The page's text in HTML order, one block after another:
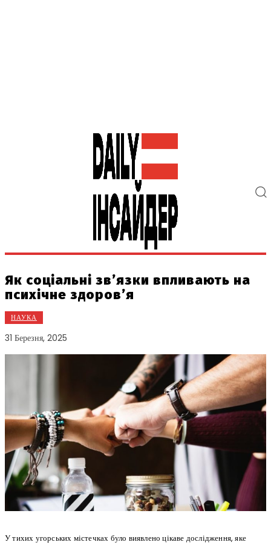
Як соціальні зв’язки впливають на
психічне здоров’я
НАУКА
31 Березня, 2025
У тихих угорських містечках було виявлено цікаве дослідження, яке